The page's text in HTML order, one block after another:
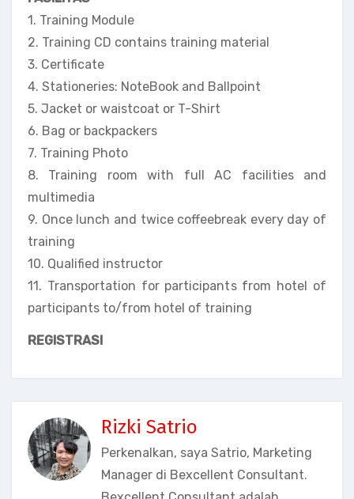
1. Training Module
2. Training CD contains training material
3. Certificate
4. Stationeries: NoteBook and Ballpoint
5. Jacket or waistcoat or T-Shirt
6. Bag or backpackers
7. Training Photo
8. Training room with full AC facilities and
multimedia
9. Once lunch and twice coffeebreak every day of
training
10. Qualified instructor
11. Transportation for participants from hotel of
participants to/from hotel of training
REGISTRASI
Rizki Satrio
Perkenalkan, saya Satrio, Marketing
Manager di Bexcellent Consultant.